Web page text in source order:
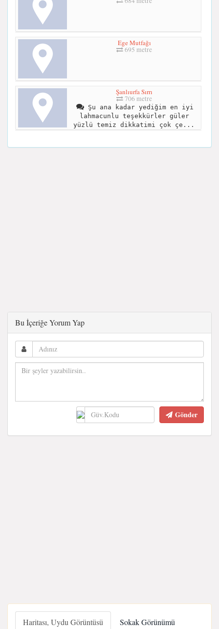
Ege Mutfağı
695 metre
Şanlıurfa Sırrı
706 metre
Şu ana kadar yediğim en iyi
lahmacunlu teşekkürler güler
yüzlü temiz dikkatimi çok çe...
Bu İçeriğe Yorum Yap
Gönder
Haritası, Uydu Görüntüsü Sokak Görünümü